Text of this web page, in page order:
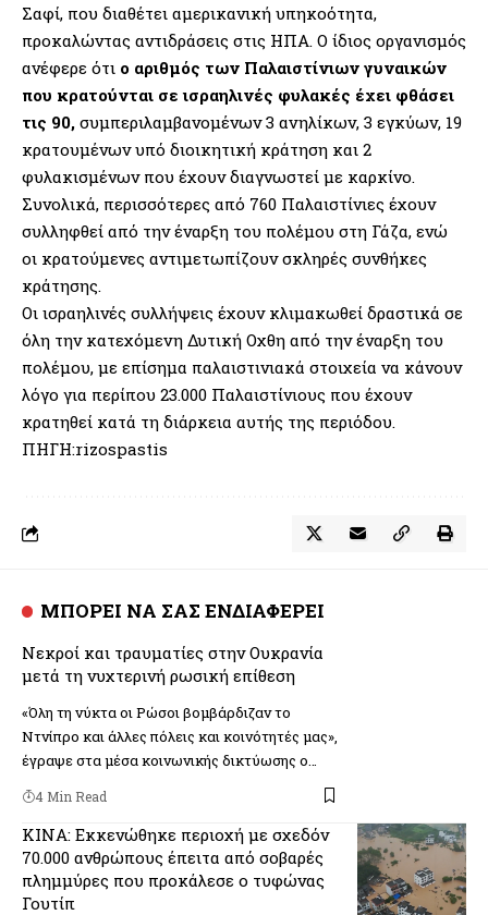
Σαφί, που διαθέτει αμερικανική υπηκοότητα,
προκαλώντας αντιδράσεις στις ΗΠΑ. Ο ίδιος οργανισμός
ανέφερε ότι ο αριθμός των Παλαιστίνιων γυναικών
που κρατούνται σε ισραηλινές φυλακές έχει φθάσει
τις 90, συμπεριλαμβανομένων 3 ανηλίκων, 3 εγκύων, 19
κρατουμένων υπό διοικητική κράτηση και 2
φυλακισμένων που έχουν διαγνωστεί με καρκίνο.
Συνολικά, περισσότερες από 760 Παλαιστίνιες έχουν
συλληφθεί από την έναρξη του πολέμου στη Γάζα, ενώ
οι κρατούμενες αντιμετωπίζουν σκληρές συνθήκες
κράτησης.
Οι ισραηλινές συλλήψεις έχουν κλιμακωθεί δραστικά σε
όλη την κατεχόμενη Δυτική Οχθη από την έναρξη του
πολέμου, με επίσημα παλαιστινιακά στοιχεία να κάνουν
λόγο για περίπου 23.000 Παλαιστίνιους που έχουν
κρατηθεί κατά τη διάρκεια αυτής της περιόδου.
ΠΗΓΗ:rizospastis
ΜΠΟΡΕΙ ΝΑ ΣΑΣ ΕΝΔΙΑΦΕΡΕΙ
Νεκροί και τραυματίες στην Ουκρανία
μετά τη νυχτερινή ρωσική επίθεση
«Όλη τη νύκτα οι Ρώσοι βομβάρδιζαν το
Ντνίπρο και άλλες πόλεις και κοινότητές μας»,
έγραψε στα μέσα κοινωνικής δικτύωσης ο…
4 Min Read
KINA: Εκκενώθηκε περιοχή με σχεδόν
70.000 ανθρώπους έπειτα από σοβαρές
πλημμύρες που προκάλεσε ο τυφώνας
Γουτίπ